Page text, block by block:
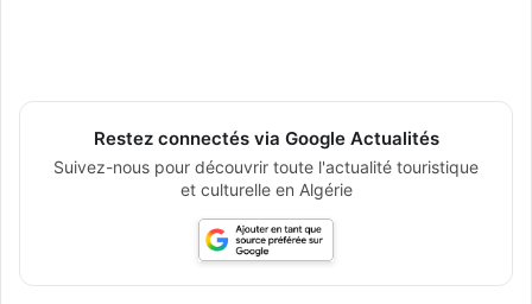
Restez connectés via Google Actualités
Suivez-nous pour découvrir toute l'actualité touristique
et culturelle en Algérie